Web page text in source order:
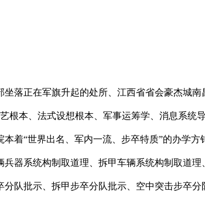
正在军旗升起的处所、江西省省会豪杰城南
根本、法式设想根本、军事运筹学、消息系统
着“世界出名、军内一流、步卒特质”的办学方
器系统构制取道理、拆甲车辆系统构制取道
队批示、拆甲步卒分队批示、空中突击步卒分